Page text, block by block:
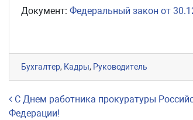
Документ: Федеральный закон от
Бухгалтер, Кадры, Руководитель
Навигация по записям
С Днем работника прокуратуры
Федерации!